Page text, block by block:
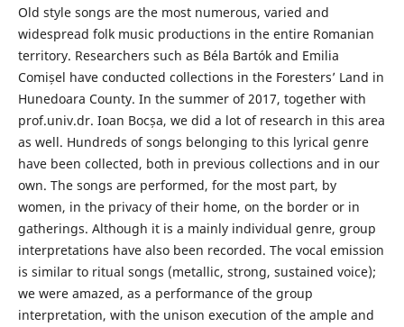
Old style songs are the most numerous, varied and
widespread folk music productions in the entire Romanian
territory. Researchers such as Béla Bartók and Emilia
Comișel have conducted collections in the Foresters’ Land in
Hunedoara County. In the summer of 2017, together with
prof.univ.dr. Ioan Bocșa, we did a lot of research in this area
as well. Hundreds of songs belonging to this lyrical genre
have been collected, both in previous collections and in our
own. The songs are performed, for the most part, by
women, in the privacy of their home, on the border or in
gatherings. Although it is a mainly individual genre, group
interpretations have also been recorded. The vocal emission
is similar to ritual songs (metallic, strong, sustained voice);
we were amazed, as a performance of the group
interpretation, with the unison execution of the ample and